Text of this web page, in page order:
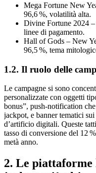
Mega Fortune New
96,6 %, volatilità alta.
Divine Fortune 2024
linee di pagamento.
Hall of Gods – New
96,5 %, tema
1.2. Il ruolo delle
Le campagne si sono
personalizzate con oggetti
bonus”, push‑notification
jackpot, e banner tematici
d’artificio digitali. Queste
tasso di conversione del 12
metà anno.
2. Le